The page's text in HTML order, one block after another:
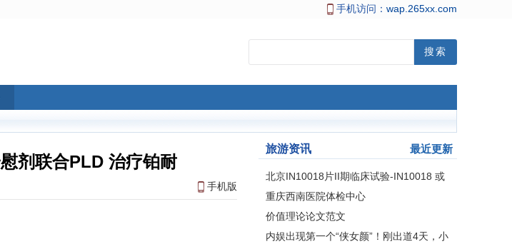
手机访问： wap.265xx.com
剂联合PLD 治疗铂耐
手机版
最近更新
旅游资讯
北京IN10018片II期临床试验-IN10018 或
安慰剂联合PLD 治疗铂耐
重庆西南医院体检中心
价值理论论文范文
内娱出现第一个“侠女颜”！刚出道4天，小